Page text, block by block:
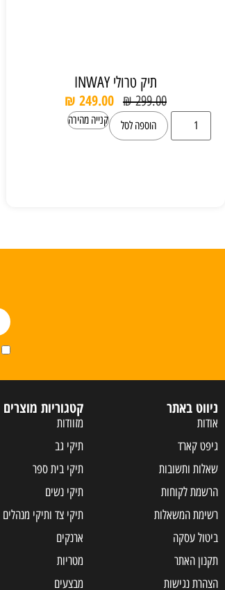
תיק טרולי INWAY
₪299.00
₪ 249.00
הוספה לסל קנייה מהירה
ניווט באתר
אודות
גיפט קארד
שאלות ותשובות
הרשמת לקוחות
רשימת המשאלות
ביטול עסקה
תקנון האתר
הצהרת נגישות
קטגוריות מוצרים
מזוודות
תיקי גב
תיקי בית ספר
תיקי נשים
תיקי צד ותיקי מנהלים
ארנקים
מטריות
מבצעים